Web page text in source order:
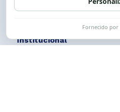
Institucional